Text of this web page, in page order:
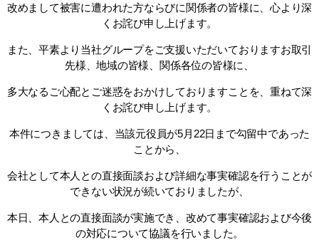
改めまして被害に遭われた方ならびに関係者の皆様に、心より深
くお詫び申し上げます。
また、平素より当社グループをご支援いただいておりますお取引
先様、地域の皆様、関係各位の皆様に、
多大なるご心配とご迷惑をおかけしておりますことを、重ねて深
くお詫び申し上げます。
本件につきましては、当該元役員が5月22日まで勾留中であった
ことから、
会社として本人との直接面談および詳細な事実確認を行うことが
できない状況が続いておりましたが、
本日、本人との直接面談が実施でき、改めて事実確認および今後
の対応について協議を行いました。